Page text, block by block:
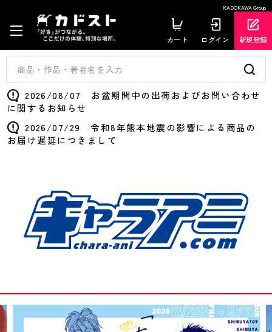
KADOKAWA Group
カート ログイン 新規登録
2026/08/07 お盆期間中の出荷およびお問い合わせ
に関するお知らせ
2026/07/29 令和8年熊本地震の影響による商品の
お届け遅延につきまして